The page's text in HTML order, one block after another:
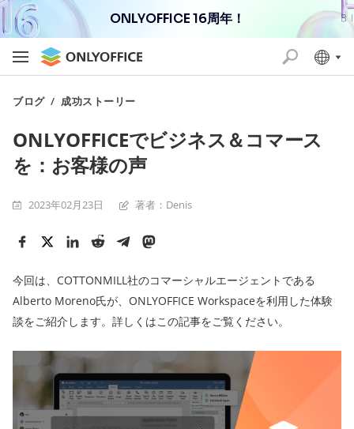
ONLYOFFICE 16周年！
ブログ/成功ストーリー
ONLYOFFICEでビジネス＆コマース
を：お客様の声
2023年02月23日 著者：Denis
今回は、COTTONMILL社のコマーシャルエージェントである
Alberto Moreno氏が、ONLYOFFICE Workspaceを利用した体験
談をご紹介します。詳しくはこの記事をご覧ください。